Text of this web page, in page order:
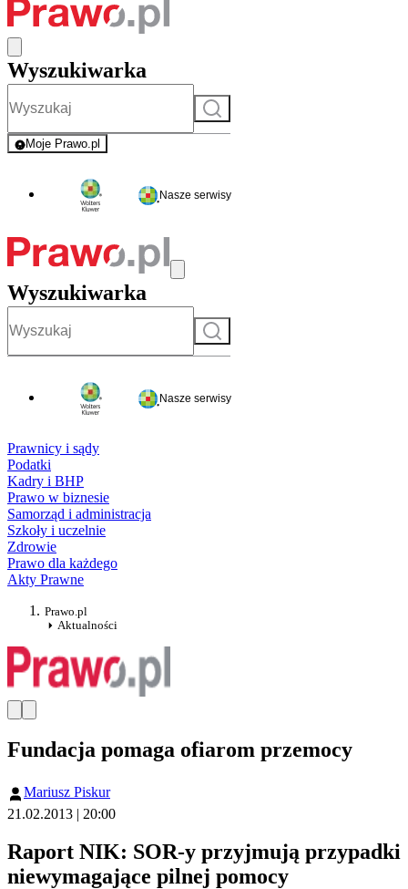
Wyszukiwarka
Szukaj
Moje Prawo.pl
- rejestracja i logowanie do serwisu
Nasze serwisy
Wyszukiwarka
Szukaj
Nasze serwisy
Prawnicy i sądy
Podatki
Kadry i BHP
Prawo w biznesie
Samorząd i administracja
Szkoły i uczelnie
Zdrowie
Prawo dla każdego
Akty Prawne
Prawo.pl
Aktualności
Fundacja pomaga ofiarom przemocy
Mariusz Piskur
21.02.2013 | 20:00
Raport NIK: SOR-y przyjmują przypadki
niewymagające pilnej pomocy